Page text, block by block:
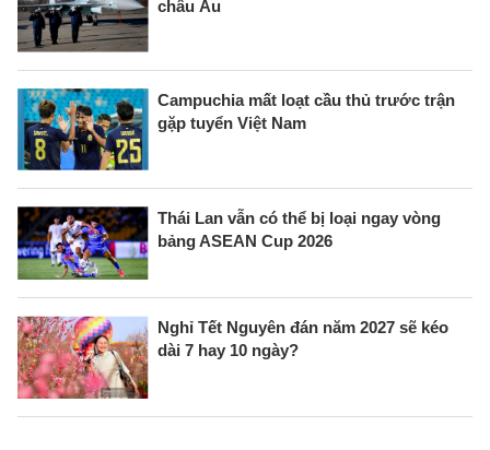
châu Âu
Campuchia mất loạt cầu thủ trước trận
gặp tuyển Việt Nam
Thái Lan vẫn có thể bị loại ngay vòng
bảng ASEAN Cup 2026
Nghỉ Tết Nguyên đán năm 2027 sẽ kéo
dài 7 hay 10 ngày?